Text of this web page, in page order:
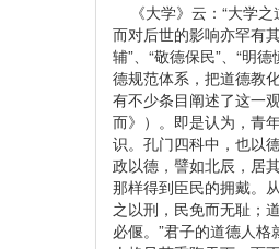
《大学》云：“大学之
而对后世的影响亦罕有
辅”、“敬德保民”、“明
德规范体系，把道德教
有不少条目阐述了这一
而》）。即是认为，青
识。孔门四科中，也以
政以德，譬如北辰，居
那样得到臣民的拥戴。
之以刑，民免而无耻；
必偃。”君子的道德人